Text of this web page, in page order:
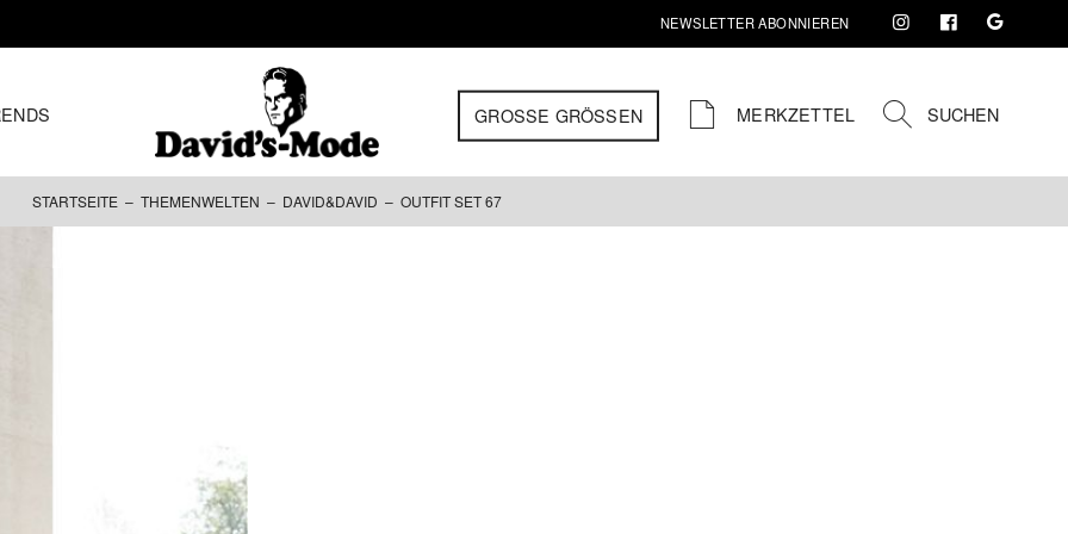
NEWSLETTER ABONNIEREN
GROSSE GRÖSSEN MERKZETTEL SUCHEN
STARTSEITE – THEMENWELTEN – DAVID&DAVID – OUTFIT SET 67